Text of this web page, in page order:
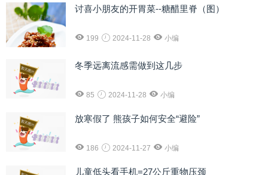
讨喜小朋友的开胃菜--糖醋里脊（图）
199 2024-11-28 小编
冬季远离流感需做到这几步
85 2024-11-28 小编
放寒假了 熊孩子如何安全“避险”
186 2024-11-27 小编
儿童低头看手机=27公斤重物压颈